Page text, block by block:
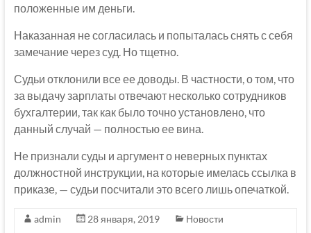
положенные им деньги.
Наказанная не согласилась и попыталась снять с себя
замечание через суд. Но тщетно.
Судьи отклонили все ее доводы. В частности, о том, что
за выдачу зарплаты отвечают несколько сотрудников
бухгалтерии, так как было точно установлено, что
данный случай — полностью ее вина.
Не признали суды и аргумент о неверных пунктах
должностной инструкции, на которые имелась ссылка в
приказе, — судьи посчитали это всего лишь опечаткой.
admin 28 января, 2019
Новости